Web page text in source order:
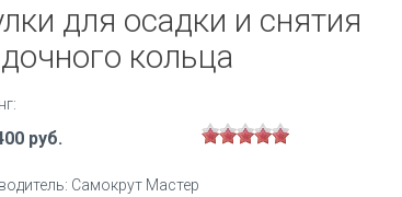
для осадки и снятия
кольца
руб.
Самокрут Мастер